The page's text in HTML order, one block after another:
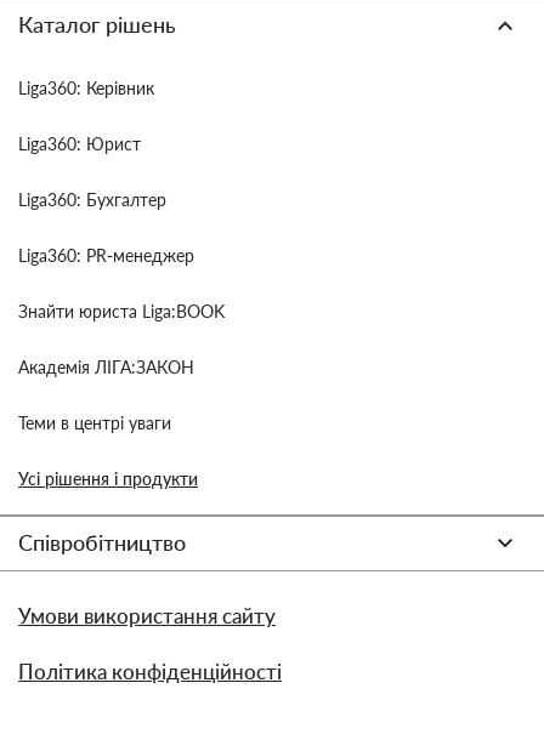
Каталог рішень
Liga360: Керівник
Liga360: Юрист
Liga360: Бухгалтер
Liga360: PR-менеджер
Знайти юриста Liga:BOOK
Академія ЛІГА:ЗАКОН
Теми в центрі уваги
Усі рішення і продукти
Співробітництво
Умови використання сайту
Політика конфіденційності